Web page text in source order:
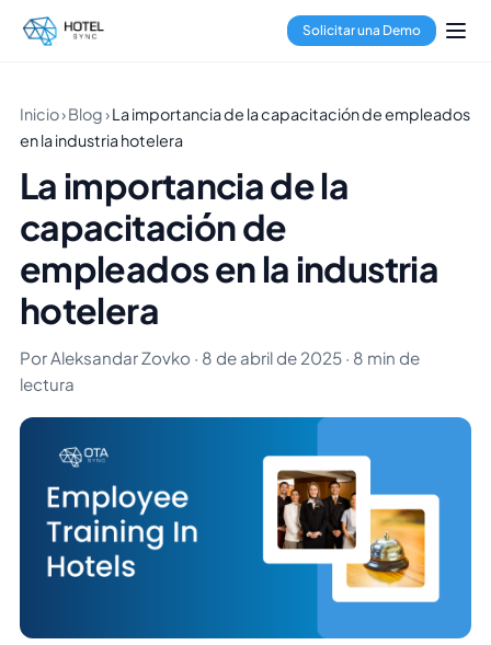
Solicitar una Demo
Inicio›Blog›La importancia de la capacitación de empleados
en la industria hotelera
La importancia de la
capacitación de
empleados en la industria
hotelera
Por Aleksandar Zovko · 8 de abril de 2025 · 8 min de
lectura